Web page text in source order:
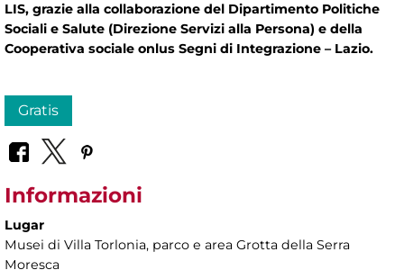
LIS, grazie alla collaborazione del Dipartimento Politiche
Sociali e Salute (Direzione Servizi alla Persona) e della
Cooperativa sociale onlus Segni di Integrazione – Lazio.
Gratis
Informazioni
Lugar
Musei di Villa Torlonia, parco e area Grotta della Serra
Moresca